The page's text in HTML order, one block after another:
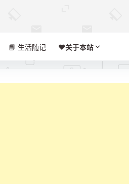
📘 生活随记 ❤️‍关于本站